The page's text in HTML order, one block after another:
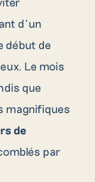
d’un
début de
Le mois
que
magnifiques
de
par